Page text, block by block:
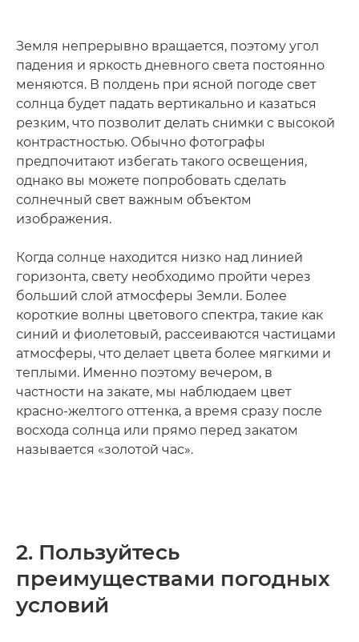
Земля непрерывно вращается, поэтому угол
падения и яркость дневного света постоянно
меняются. В полдень при ясной погоде свет
солнца будет падать вертикально и казаться
резким, что позволит делать снимки с высокой
контрастностью. Обычно фотографы
предпочитают избегать такого освещения,
однако вы можете попробовать сделать
солнечный свет важным объектом
изображения.
Когда солнце находится низко над линией
горизонта, свету необходимо пройти через
больший слой атмосферы Земли. Более
короткие волны цветового спектра, такие как
синий и фиолетовый, рассеиваются частицами
атмосферы, что делает цвета более мягкими и
теплыми. Именно поэтому вечером, в
частности на закате, мы наблюдаем цвет
красно-желтого оттенка, а время сразу после
восхода солнца или прямо перед закатом
называется «золотой час».
2. Пользуйтесь
преимуществами погодных
условий